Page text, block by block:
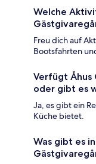
Welche
Freu dich auf
Bootsfahrten
Verfügt Åhus
oder gibt es
Ja, es gibt ein
Küche bietet.
Was gibt es